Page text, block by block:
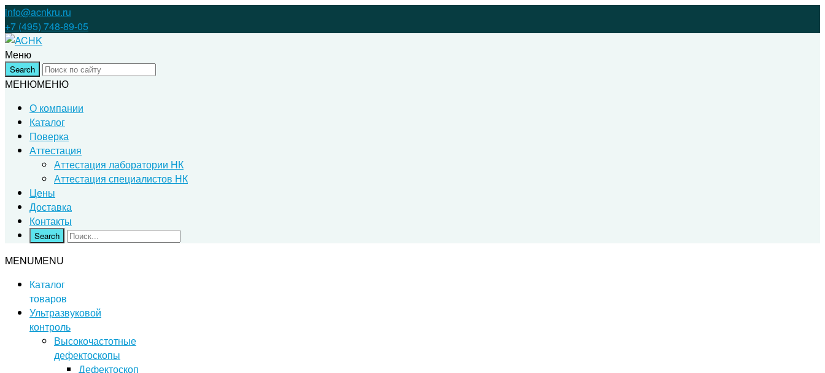
info@acnkru.ru
+7 (495) 748-89-05
Меню
МЕНЮМЕНЮ
О компании
Каталог
Поверка
Аттестация
Аттестация лаборатории НК
Аттестация специалистов НК
Цены
Доставка
Контакты
MENUMENU
Каталог
товаров
Ультразвуковой
контроль
Высокочастотные
дефектоскопы
Дефектоскоп